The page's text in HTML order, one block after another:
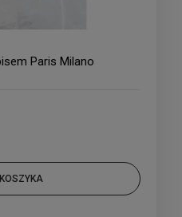
Paris Milano